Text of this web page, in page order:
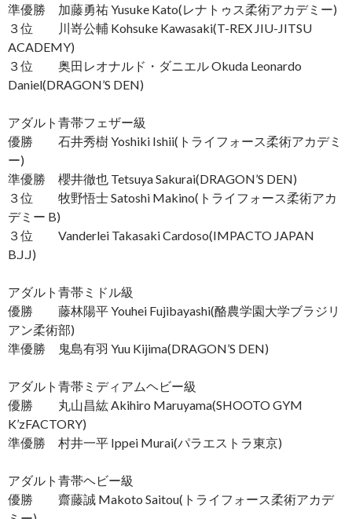
準優勝 加藤勇祐 Yusuke Kato(レナトゥス柔術アカデミー)
３位 川嵜公輔 Kohsuke Kawasaki(T-REX JIU-JITSU
ACADEMY)
３位 奥田レオナルド・ダニエル Okuda Leonardo
Daniel(DRAGON’S DEN)
アダルト青帯フェザー級
優勝 石井秀樹 Yoshiki Ishii(トライフォース柔術アカデミ
ー)
準優勝 櫻井徹也 Tetsuya Sakurai(DRAGON’S DEN)
３位 牧野悟士 Satoshi Makino(トライフォース柔術アカ
デミー B)
３位 Vanderlei Takasaki Cardoso(IMPACTO JAPAN
B.J.J)
アダルト青帯ミドル級
優勝 藤林陽平 Youhei Fujibayashi(酪農学園大学ブラジリ
アン柔術部)
準優勝 鬼島有羽 Yuu Kijima(DRAGON’S DEN)
アダルト青帯ミディアムヘビー級
優勝 丸山昌紘 Akihiro Maruyama(SHOOTO GYM
K’zFACTORY)
準優勝 村井一平 Ippei Murai(パラエストラ東京)
アダルト青帯ヘビー級
優勝 齋藤誠 Makoto Saitou(トライフォース柔術アカデ